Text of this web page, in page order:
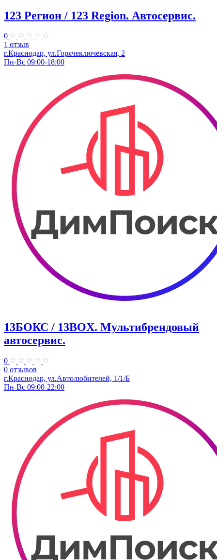
123 Регион / 123 Region. Автосервис.
0
1 отзыв
г.Краснодар, ул.Горячеключевская, 2
Пн-Вс 09:00-18:00
13БОКС / 13BOX. ​Мультибрендовый
автосервис.
0
0 отзывов
г.Краснодар, ул.Автолюбителей, 1/1/Б
Пн-Вс 09:00-22:00